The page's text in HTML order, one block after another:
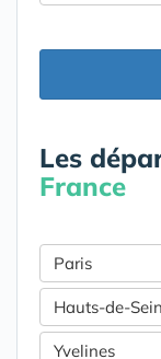
Les
France
Paris
Hauts-de-
Yvelines